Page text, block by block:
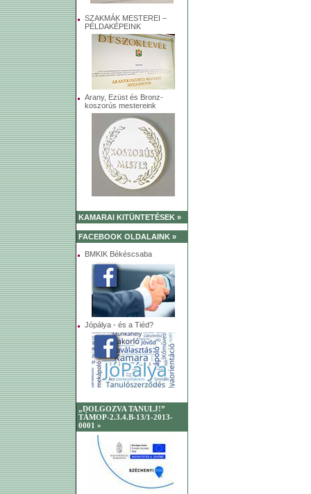
SZAKMÁK MESTEREI –
PÉLDAKÉPEINK
Arany, Ezüst és Bronz-
koszorús mestereink
KAMARAI KITÜNTETÉSEK »
FACEBOOK OLDALAINK »
BMKIK Békéscsaba
Jópálya - és a Tiéd?
„DOLGOZVA TANULJ!”
TÁMOP-2.3.4.B-13/1-2013-
0001 »